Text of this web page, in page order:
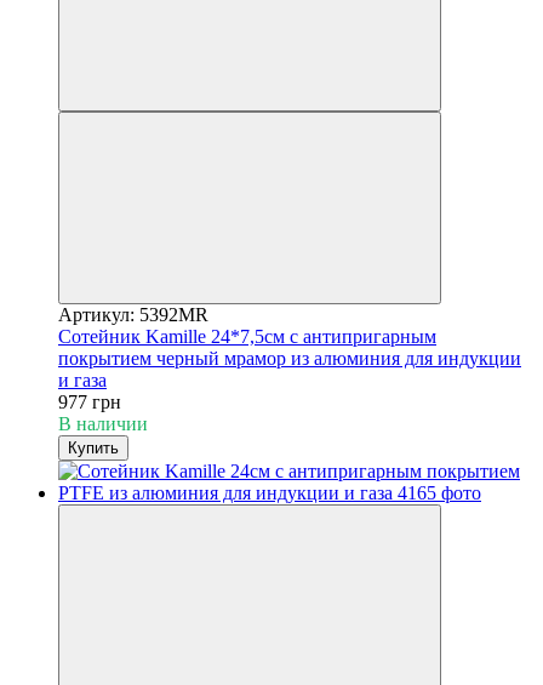
Артикул: 5392MR
Сотейник Kamille 24*7,5см с антипригарным
покрытием черный мрамор из алюминия для индукции
и газа
977 грн
В наличии
Купить